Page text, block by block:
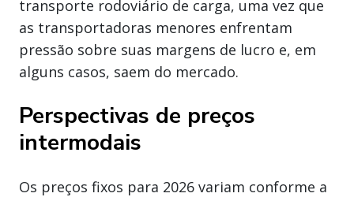
transporte rodoviário de carga, uma vez que
as transportadoras menores enfrentam
pressão sobre suas margens de lucro e, em
alguns casos, saem do mercado.
Perspectivas de preços
intermodais
Os preços fixos para 2026 variam conforme a